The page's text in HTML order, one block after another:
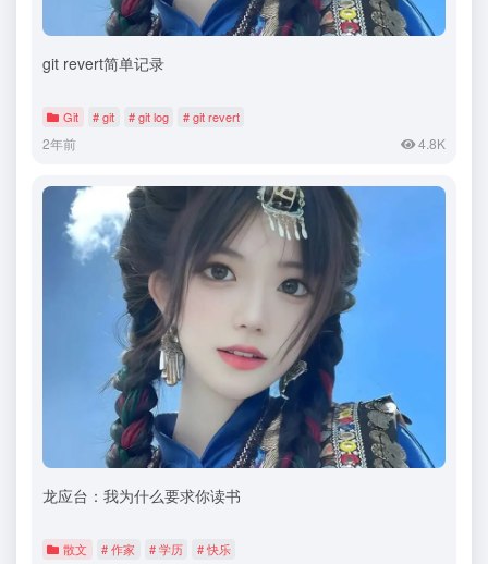
git revert简单记录
Git # git # git log # git revert
2年前 4.8K
龙应台：我为什么要求你读书
散文 # 作家 # 学历 # 快乐